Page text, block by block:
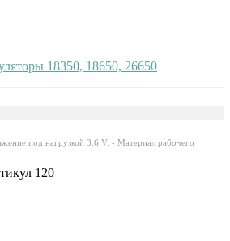
18350, 18650, 26650
под нагрузкой 3.6 V. - Материал рабочего
120